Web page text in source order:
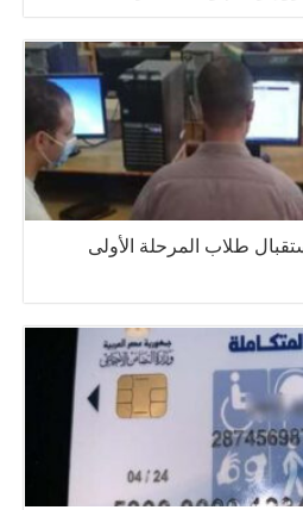
طلاب المرحلة الأولى